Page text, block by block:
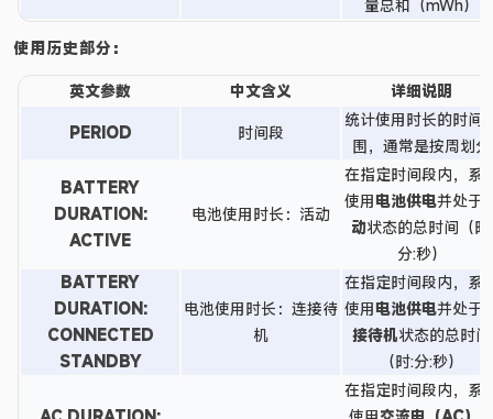
量总和（mWh）
使用历史部分：
英文参数 中文含义
详细说明
PERIOD
时间段
统计使用时长的时间
围，通常是按周划分
BATTERY
DURATION:
ACTIVE
电池使用时长：活动
在指定时间段内，系
使用电池供电并处于
动状态的总时间（时:
分:秒）
BATTERY
DURATION:
CONNECTED
STANDBY
电池使用时长：连接待
机
在指定时间段内，系
使用电池供电并处于
接待机状态的总时间
（时:分:秒）
在指定时间段内，系